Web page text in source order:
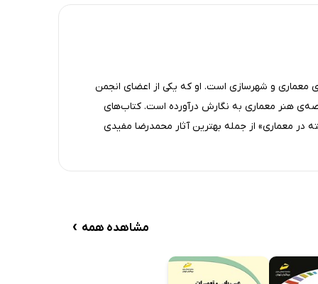
معماری و شهرسازی است. او که یکی از اعضای انجمن
هنر معماری به نگارش درآورده است. کتاب‌های
معماری» از جمله بهترین آثار محمدرضا مفیدی
مشاهده همه ›